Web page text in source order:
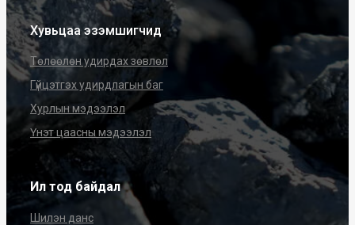
Хувьцаа эзэмшигчид
Төлөөлөн удирдах зөвлөл
Гүйцэтгэх удирдлагын баг
Хурлын мэдээлэл
Үнэт цаасны мэдээлэл
Ил тод байдал
Шилэн данс